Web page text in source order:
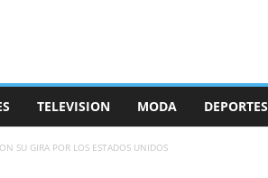
TELEVISION MODA DEPORTES
SU GIRA POR LOS ESTADOS UNIDOS